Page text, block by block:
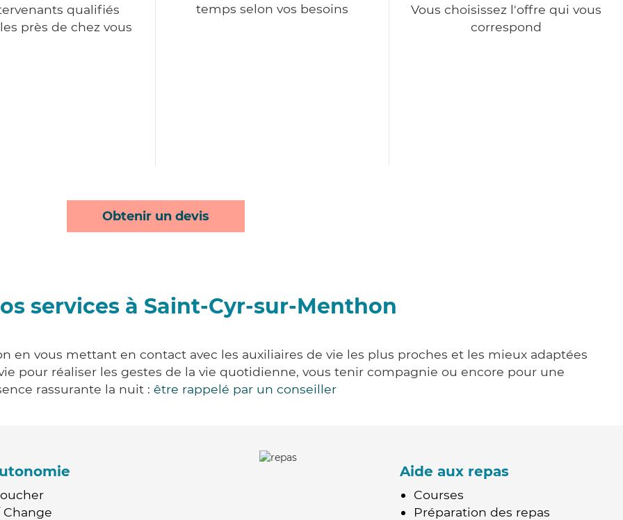
qualifiés
près de chez vous
temps selon vos besoins
Vous choisissez l'offre qui vous
correspond
Obtenir un devis
services à Saint-Cyr-sur-Menthon
en vous mettant en contact avec les auxiliaires de vie les plus proches et les mieux adaptées
pour réaliser les gestes de la vie quotidienne, vous tenir compagnie ou encore pour une
rassurante la nuit : être rappelé par un conseiller
Aide aux repas
Courses
Préparation des repas